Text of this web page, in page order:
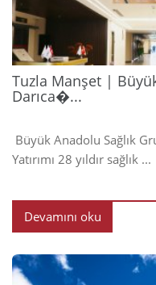
Tuzla Manşet |
Darıca�...
Büyük Anadolu Sağlık
Yatırımı 28 yıldır sağlık ...
Devamını oku